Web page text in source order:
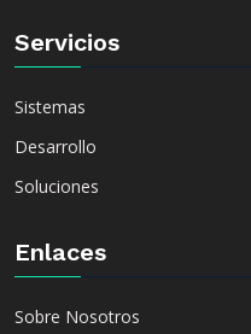
Servicios
Sistemas
Desarrollo
Soluciones
Enlaces
Sobre Nosotros